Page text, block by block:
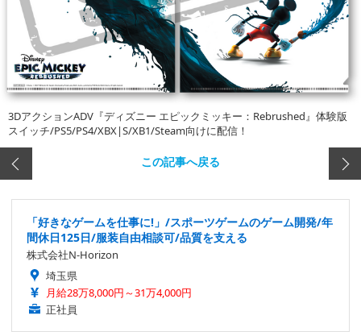
3DアクションADV『ディズニー エピックミッキー：Rebrushed』体験版
スイッチ/PS5/PS4/XBX|S/XB1/Steam向けに配信！
この記事へ戻る
「好きなゲームを仕事に!」/スポーツゲームのゲーム開発/年
間休日125日/服装自由相談可/品質を支える
株式会社N-Horizon
埼玉県
月給28万8,000円～31万4,000円
正社員